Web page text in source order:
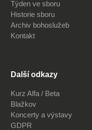
Týden ve sboru
Historie sboru
Archiv bohoslužeb
Kontakt
Další odkazy
Kurz Alfa / Beta
Blažkov
Koncerty a výstavy
GDPR